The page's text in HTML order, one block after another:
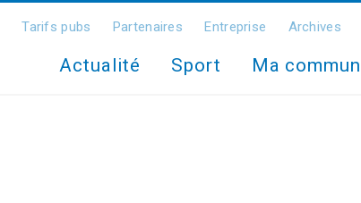
Tarifs pubs Partenaires Entreprise Archives
Actualité Sport Ma